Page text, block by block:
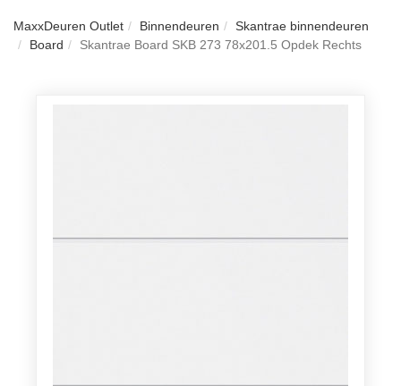
MaxxDeuren Outlet Binnendeuren
Skantrae binnendeuren
Board
Skantrae Board SKB 273 78x201.5 Opdek Rechts